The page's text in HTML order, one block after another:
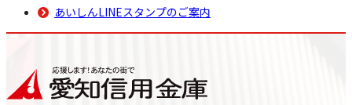
あいしんLINEスタンプのご案内